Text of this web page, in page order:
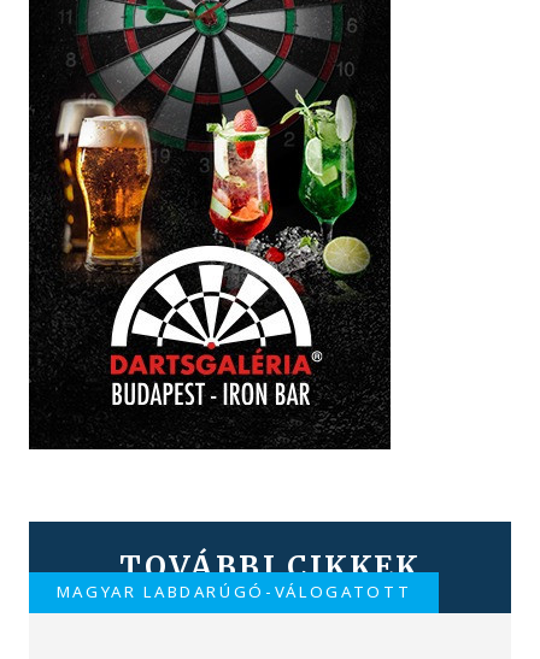
TOVÁBBI CIKKEK
MAGYAR LABDARÚGÓ-VÁLOGATOTT